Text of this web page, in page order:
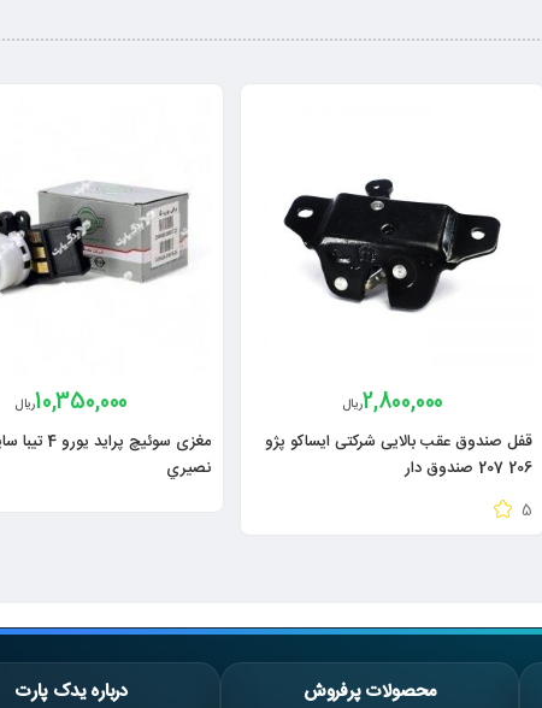
2,800,000ریال
قفل صندوق عقب بالایی شرکتی ایساکو پژو
206 207 صندوق دار
5
10,350,000ریال
مغزی سوئیچ
نصيري
محصولات پرفروش درباره یدک پارت